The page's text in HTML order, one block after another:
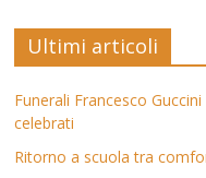
Ultimi articoli
Funerali Francesco
celebrati
Ritorno a scuola tra